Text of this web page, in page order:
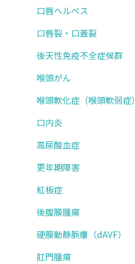
口唇ヘルペス
口唇裂・口蓋裂
後天性免疫不全症候群
喉頭がん
喉頭軟化症（喉頭軟弱症）
口内炎
高尿酸血症
更年期障害
紅板症
後腹膜腫瘍
硬膜動静脈瘻（dAVF）
肛門腫瘍